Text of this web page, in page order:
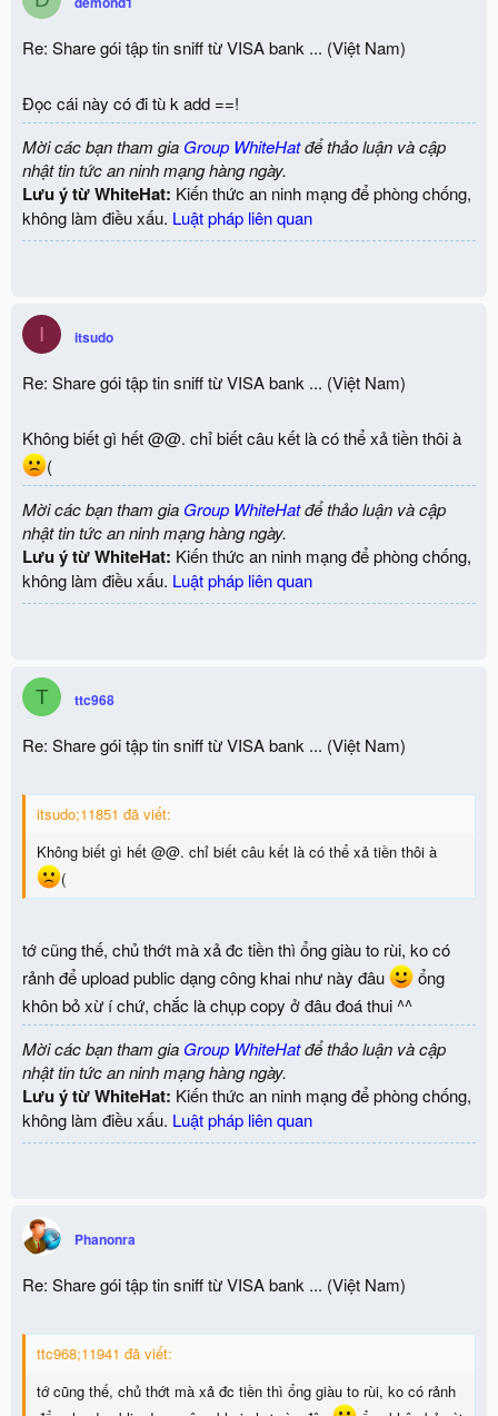
Re: Share gói tập tin sniff từ VISA bank ... (Việt Nam)
Đọc cái này có đi tù k add ==!
Mời các bạn tham gia Group WhiteHatđể thảo luận và cập
nhật tin tức an ninh mạng hàng ngày.
Lưu ý từ WhiteHat: Kiến thức an ninh mạng để phòng chống,
không làm điều xấu. Luật pháp liên quan
I itsudo
Re: Share gói tập tin sniff từ VISA bank ... (Việt Nam)
Không biết gì hết @@. chỉ biết câu kết là có thể xả tiền thôi à
(
Mời các bạn tham gia Group WhiteHatđể thảo luận và cập
nhật tin tức an ninh mạng hàng ngày.
Lưu ý từ WhiteHat: Kiến thức an ninh mạng để phòng chống,
không làm điều xấu. Luật pháp liên quan
T ttc968
Re: Share gói tập tin sniff từ VISA bank ... (Việt Nam)
itsudo;11851 đã viết:
Không biết gì hết @@. chỉ biết câu kết là có thể xả tiền thôi à
(
tớ cũng thế, chủ thớt mà xả đc tiền thì ổng giàu to rùi, ko có
rảnh để upload public dạng công khai như này đâu
ổng
khôn bỏ xừ í chứ, chắc là chụp copy ở đâu đoá thui ^^
Mời các bạn tham gia Group WhiteHatđể thảo luận và cập
nhật tin tức an ninh mạng hàng ngày.
Lưu ý từ WhiteHat: Kiến thức an ninh mạng để phòng chống,
không làm điều xấu. Luật pháp liên quan
Phanonra
Re: Share gói tập tin sniff từ VISA bank ... (Việt Nam)
ttc968;11941 đã viết:
tớ cũng thế, chủ thớt mà xả đc tiền thì ổng giàu to rùi, ko có rảnh